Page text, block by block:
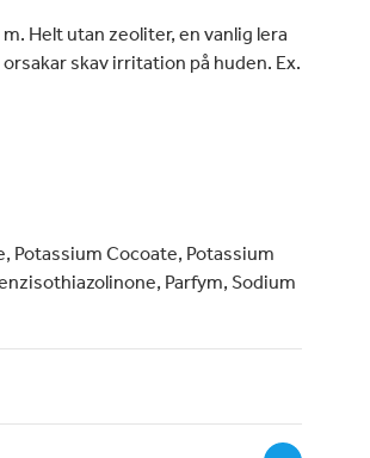
Helt utan zeoliter, en vanlig lera
skav irritation på huden. Ex.
Potassium Cocoate, Potassium
Parfym, Sodium